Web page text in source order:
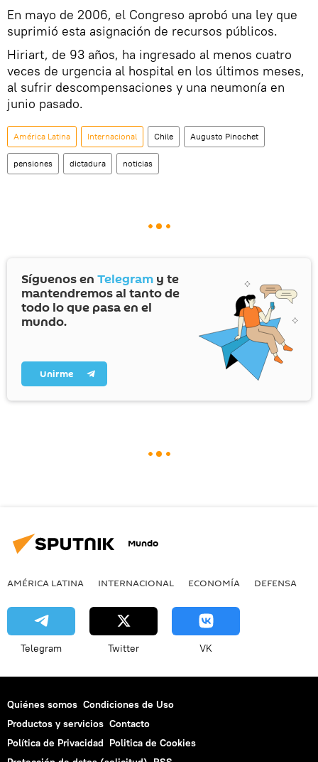
En mayo de 2006, el Congreso aprobó una ley que
suprimió esta asignación de recursos públicos.
Hiriart, de 93 años, ha ingresado al menos cuatro
veces de urgencia al hospital en los últimos meses,
al sufrir descompensaciones y una neumonía en
junio pasado.
América Latina Internacional Chile Augusto Pinochet
pensiones dictadura noticias
Síguenos en Telegram y te
mantendremos al tanto de
todo lo que pasa en el
mundo.
Unirme
Mundo
AMÉRICA LATINA INTERNACIONAL ECONOMÍA DEFENSA
Telegram Twitter VK
Quiénes somos Condiciones de Uso
Productos y servicios Contacto
Política de Privacidad Politica de Cookies